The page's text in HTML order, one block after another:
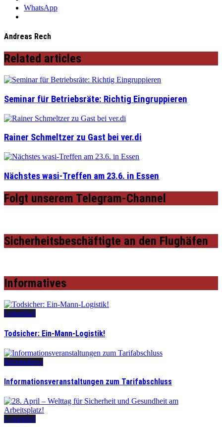
WhatsApp
Andreas Rech
Related articles
Seminar für Betriebsräte: Richtig Eingruppieren
Rainer Schmeltzer zu Gast bei ver.di
Nächstes wasi-Treffen am 23.6. in Essen
Folgt unserem Telegram-Channel
Sicherheitsbeschäftigte an den Flughäfen
Informatives
Leitartikel
Todsicher: Ein-Mann-Logistik!
Informatives
Informationsveranstaltungen zum Tarifabschluss
Leitartikel